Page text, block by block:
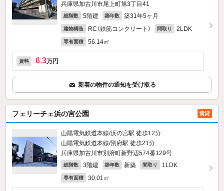
兵庫県加古川市尾上町旭3丁目41
総階数 5階建 築年数 築31年5ヶ月
建物構造 RC（鉄筋コンクリート） 間取り 2LDK
専有面積 56.14㎡
賃料 6.3万円
新着の物件の通知を受け取る
フェリーチェ浜の宮公園 賃貸
山陽電気鉄道本線/浜の宮駅 徒歩12分
山陽電気鉄道本線/別府駅 徒歩21分
兵庫県加古川市別府町新野辺574番129号
総階数 3階建 築年数 新築 間取り 1LDK
専有面積 30.01㎡